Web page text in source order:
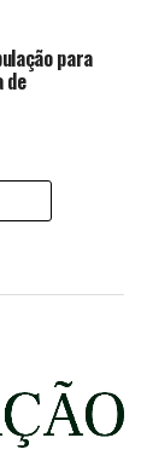
para
de